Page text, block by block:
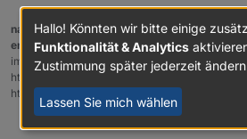
nach einem gelösten Thread wäre es
ersten Posts einzutragen [gelöst]-...Bitte
im Beitrag wenn er euch geholfen hat. Forum-
https://picpick.app/en/download/ und
https://www.screentogif.com/downloads.html
Hallo! Könnten wir bitte einige
Funktionalität & Analytics
Zustimmung später jederzeit
Lassen Sie mich wählen